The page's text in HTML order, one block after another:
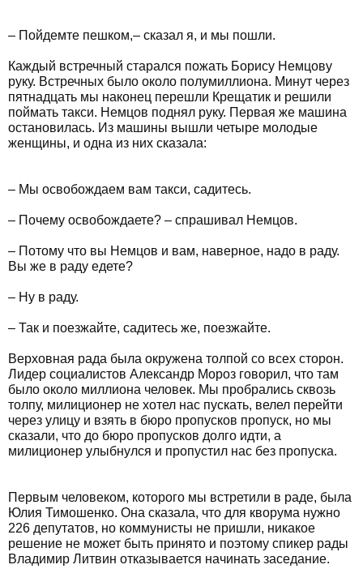
– Пойдемте пешком,– сказал я, и мы пошли.
Каждый встречный старался пожать Борису Немцову
руку. Встречных было около полумиллиона. Минут через
пятнадцать мы наконец перешли Крещатик и решили
поймать такси. Немцов поднял руку. Первая же машина
остановилась. Из машины вышли четыре молодые
женщины, и одна из них сказала:
– Мы освобождаем вам такси, садитесь.
– Почему освобождаете? – спрашивал Немцов.
– Потому что вы Немцов и вам, наверное, надо в раду.
Вы же в раду едете?
– Ну в раду.
– Так и поезжайте, садитесь же, поезжайте.
Верховная рада была окружена толпой со всех сторон.
Лидер социалистов Александр Мороз говорил, что там
было около миллиона человек. Мы пробрались сквозь
толпу, милиционер не хотел нас пускать, велел перейти
через улицу и взять в бюро пропусков пропуск, но мы
сказали, что до бюро пропусков долго идти, а
милиционер улыбнулся и пропустил нас без пропуска.
Первым человеком, которого мы встретили в раде, была
Юлия Тимошенко. Она сказала, что для кворума нужно
226 депутатов, но коммунисты не пришли, никакое
решение не может быть принято и поэтому спикер рады
Владимир Литвин отказывается начинать заседание.